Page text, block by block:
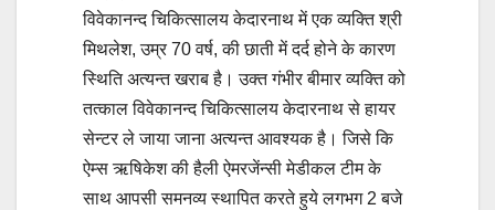
विवेकानन्द चिकित्सालय केदारनाथ में एक व्यक्ति श्री
मिथलेश, उम्र 70 वर्ष, की छाती में दर्द होने के कारण
स्थिति अत्यन्त खराब है। उक्त गंभीर बीमार व्यक्ति को
तत्काल विवेकानन्द चिकित्सालय केदारनाथ से हायर
सेन्टर ले जाया जाना अत्यन्त आवश्यक है। जिसे कि
ऐम्स ऋषिकेश की हैली ऐमरजेंन्सी मेडीकल टीम के
साथ आपसी समनव्य स्थापित करते हुये लगभग 2 बजे